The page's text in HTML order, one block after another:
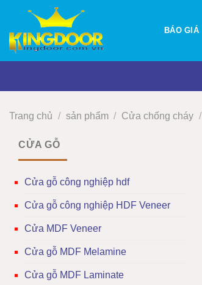
nội
dung
BÁO GIÁ
Trang chủ / sản phẩm / Cửa chống cháy /
CỬA GỖ
Cửa gỗ công nghiệp hdf
Cửa gỗ công nghiệp HDF Veneer
Cửa MDF Veneer
Cửa gỗ MDF Melamine
Cửa gỗ MDF Laminate